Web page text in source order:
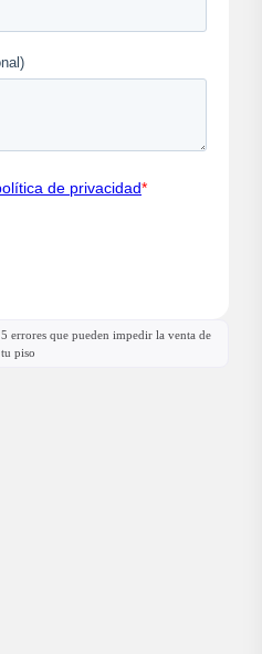
5 errores que pueden impedir la venta de
tu piso